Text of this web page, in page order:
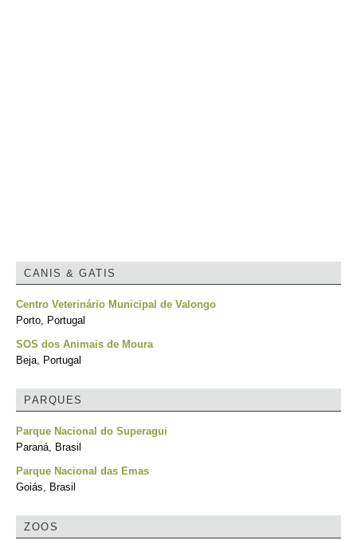
CANIS & GATIS
Centro Veterinário Municipal de Valongo
Porto, Portugal
SOS dos Animais de Moura
Beja, Portugal
PARQUES
Parque Nacional do Superagui
Paraná, Brasil
Parque Nacional das Emas
Goiás, Brasil
ZOOS